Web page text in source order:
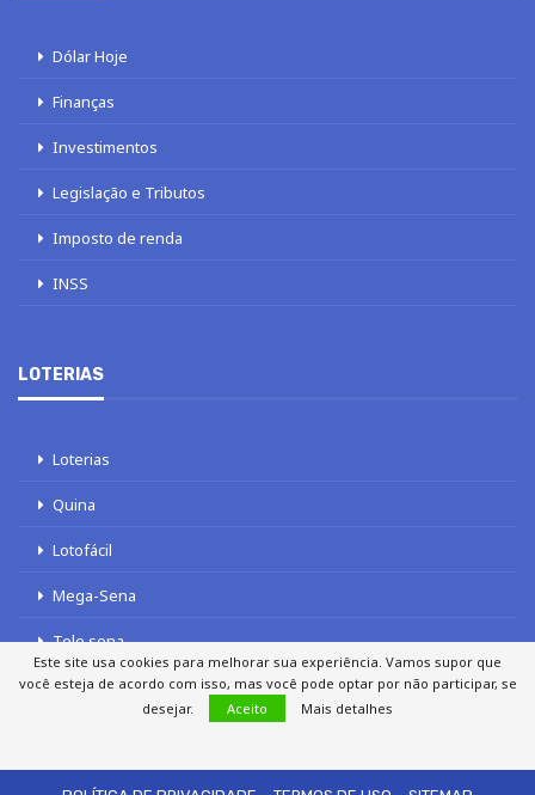
Dólar Hoje
Finanças
Investimentos
Legislação e Tributos
Imposto de renda
INSS
LOTERIAS
Loterias
Quina
Lotofácil
Mega-Sena
Tele sena
Este site usa cookies para melhorar sua experiência. Vamos supor que
você esteja de acordo com isso, mas você pode optar por não participar, se
desejar.
Aceito Mais detalhes